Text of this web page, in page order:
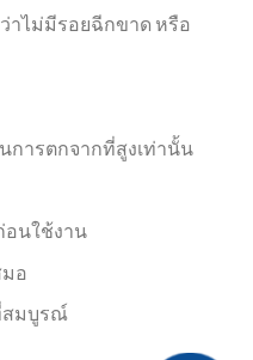
าไม่มีรอยฉีกขาด หรือ
ารตกจากที่สูงเท่านั้น
อนใช้งาน
อ
สมบูรณ์